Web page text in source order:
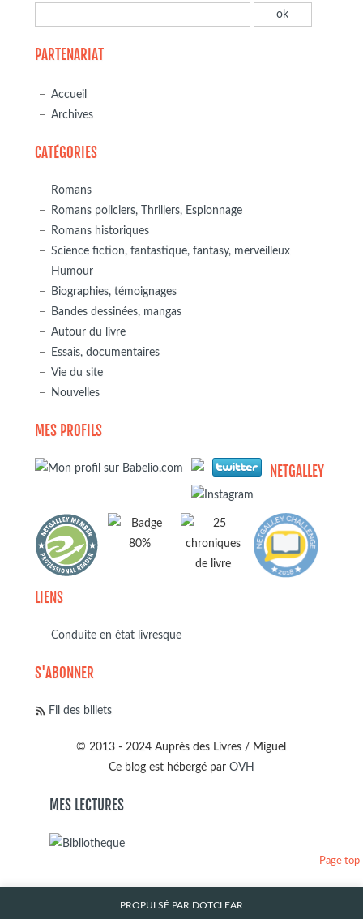
PARTENARIAT
Accueil
Archives
CATÉGORIES
Romans
Romans policiers, Thrillers, Espionnage
Romans historiques
Science fiction, fantastique, fantasy, merveilleux
Humour
Biographies, témoignages
Bandes dessinées, mangas
Autour du livre
Essais, documentaires
Vie du site
Nouvelles
MES PROFILS
NETGALLEY
LIENS
Conduite en état livresque
S'ABONNER
Fil des billets
© 2013 - 2024 Auprès des Livres / Miguel
Ce blog est hébergé par OVH
MES LECTURES
PROPULSÉ PAR DOTCLEAR
Page top